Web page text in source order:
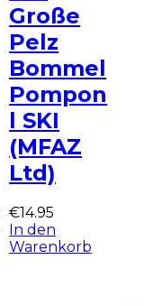
Große
Pelz
Bommel
Pompon
l SKI
(MFAZ
Ltd)
€14.95
In den
Warenkorb